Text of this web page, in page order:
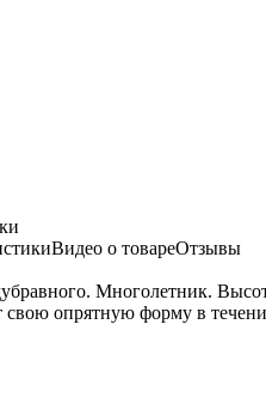
Видео о товареОтзывы
Многолетник.
свою опрятную форму в